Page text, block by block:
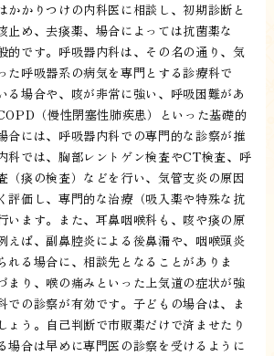
かかりつけの内科医に相談し、初期診断と
止め、去痰薬、場合によっては抗菌薬な
的です。呼吸器内科は、その名の通り、気
た呼吸器系の病気を専門とする診療科で
る場合や、咳が非常に強い、呼吸困難があ
（慢性閉塞性肺疾患）といった基礎的
合には、呼吸器内科での専門的な診察が推
科では、胸部レントゲン検査やCT検査、呼
（痰の検査）などを行い、気管支炎の原因
評価し、専門的な治療（吸入薬や特殊な抗
います。また、耳鼻咽喉科も、咳や痰の原
えば、副鼻腔炎による後鼻漏や、咽喉頭炎
れる場合に、相談先となることがありま
まり、喉の痛みといった上気道の症状が強
での診察が有効です。子どもの場合は、ま
ょう。自己判断で市販薬だけで済ませたり
場合は早めに専門医の診察を受けるように